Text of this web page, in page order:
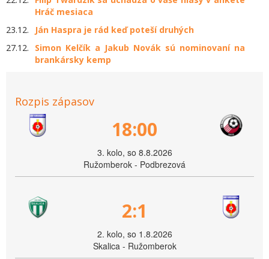
Hráč mesiaca
23.12.
Ján Haspra je rád keď poteší druhých
27.12.
Simon Kelčík a Jakub Novák sú nominovaní na
brankársky kemp
Rozpis zápasov
18:00
3. kolo, so 8.8.2026
Ružomberok - Podbrezová
2:1
2. kolo, so 1.8.2026
Skalica - Ružomberok